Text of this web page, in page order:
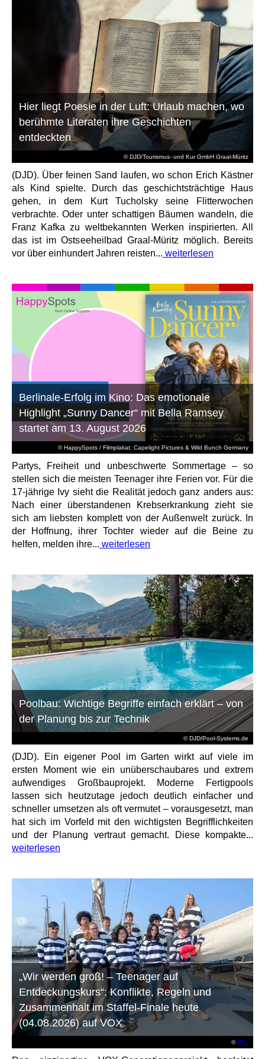
© DJD/Tourismus- und Kur GmbH Graal-Müritz
Hier liegt Poesie in der Luft: Urlaub machen, wo
berühmte Literaten ihre Geschichten
entdeckten
(DJD). Über feinen Sand laufen, wo schon Erich Kästner
als Kind spielte. Durch das geschichtsträchtige Haus
gehen, in dem Kurt Tucholsky seine Flitterwochen
verbrachte. Oder unter schattigen Bäumen wandeln, die
Franz Kafka zu weltbekannten Werken inspirierten. All
das ist im Ostseeheilbad Graal-Müritz möglich. Bereits
vor über einhundert Jahren reisten... weiterlesen
© HappySpots / Filmplakat: Capelight Pictures & Wild Bunch Germany
Berlinale-Erfolg im Kino: Das emotionale
Highlight „Sunny Dancer“ mit Bella Ramsey
startet am 13. August 2026
Partys, Freiheit und unbeschwerte Sommertage – so
stellen sich die meisten Teenager ihre Ferien vor. Für die
17-jährige Ivy sieht die Realität jedoch ganz anders aus:
Nach einer überstandenen Krebserkrankung zieht sie
sich am liebsten komplett von der Außenwelt zurück. In
der Hoffnung, ihrer Tochter wieder auf die Beine zu
helfen, melden ihre... weiterlesen
© DJD/Pool-Systems.de
Poolbau: Wichtige Begriffe einfach erklärt – von
der Planung bis zur Technik
(DJD). Ein eigener Pool im Garten wirkt auf viele im
ersten Moment wie ein unüberschaubares und extrem
aufwendiges Großbauprojekt. Moderne Fertigpools
lassen sich heutzutage jedoch deutlich einfacher und
schneller umsetzen als oft vermutet – vorausgesetzt, man
hat sich im Vorfeld mit den wichtigsten Begrifflichkeiten
und der Planung vertraut gemacht. Diese kompakte...
weiterlesen
©RTL
„Wir werden groß! – Teenager auf
Entdeckungskurs“: Konflikte, Regeln und
Zusammenhalt im Staffel-Finale heute
(04.08.2026) auf VOX